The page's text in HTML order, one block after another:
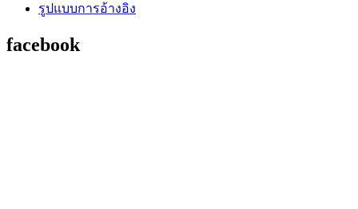
รูปแบบการอ้างอิง
facebook